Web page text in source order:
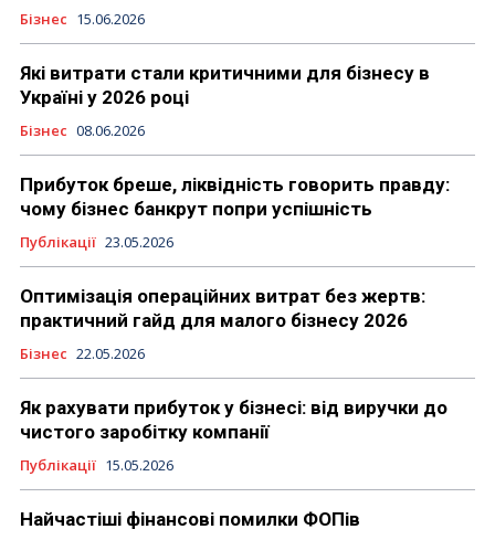
Бізнес 15.06.2026
Які витрати стали критичними для бізнесу в
Україні у 2026 році
Бізнес 08.06.2026
Прибуток бреше, ліквідність говорить правду:
чому бізнес банкрут попри успішність
Публікації 23.05.2026
Оптимізація операційних витрат без жертв:
практичний гайд для малого бізнесу 2026
Бізнес 22.05.2026
Як рахувати прибуток у бізнесі: від виручки до
чистого заробітку компанії
Публікації 15.05.2026
Найчастіші фінансові помилки ФОПів